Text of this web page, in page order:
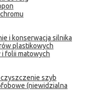
i konserwacja silnika
plastikowych
i folii matowych
szyb
(niewidzialna